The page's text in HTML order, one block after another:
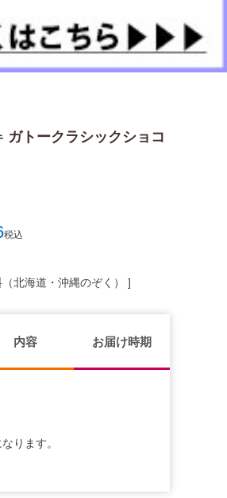
ガトークラシックショコ
税込
北海道・沖縄のぞく）
内容 お届け時期
ります。